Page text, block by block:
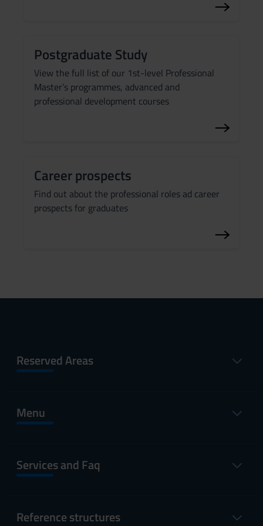
Postgraduate Study
View the full list of our 1st-level Professional
Master’s programmes, advanced and
professional development courses
Career prospects
Find out about the professional roles ad career
prospects for graduates
Reserved Areas
Menu
Services and Faq
Reference structures